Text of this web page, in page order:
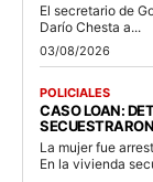
El secretario de
Darío Chesta a...
03/08/2026
POLICIALES
CASO LOAN:
La mujer fue
En la vivienda